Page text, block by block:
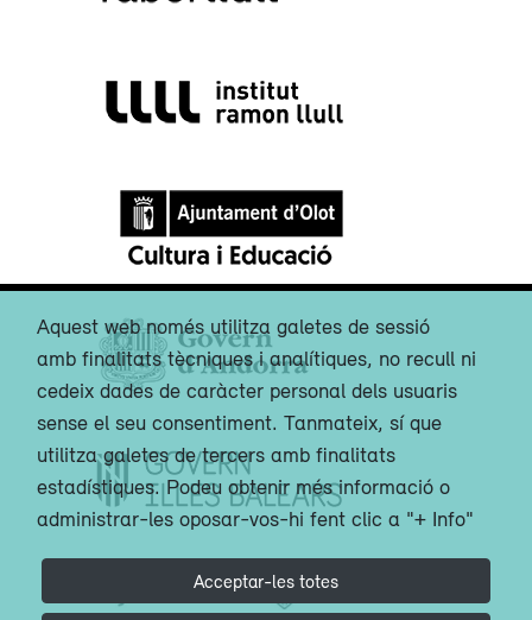
Aquest web només utilitza galetes de sessió
amb finalitats tècniques i analítiques, no recull ni
cedeix dades de caràcter personal dels usuaris
sense el seu consentiment. Tanmateix, sí que
utilitza galetes de tercers amb finalitats
estadístiques. Podeu obtenir més informació o
administrar-les oposar-vos-hi fent clic a "+ Info"
Acceptar-les totes